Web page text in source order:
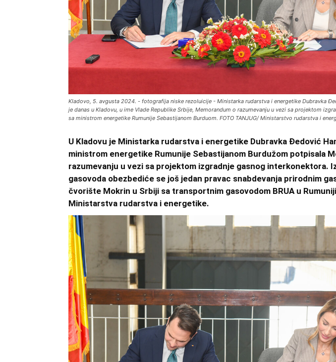
Kladovo, 5. avgusta 2024. - fotografija niske rezoluicije - Ministarka rudarstva i energetike Dubravka
je danas u Kladovu, u ime Vlade Republike Srbije, Memorandum o razumevanju u vezi sa projektom
sa ministrom energetike Rumunije Sebastijanom Burduom. FOTO TANJUG/ Ministarstvo rudarstva i
U Kladovu je Ministarka rudarstva i energetike Dubravka Đedović
ministrom energetike Rumunije Sebastijanom Burdužom potpisala
razumevanju u vezi sa projektom izgradnje gasnog interkonektora.
gasovoda obezbediće se još jedan pravac snabdevanja prirodnim
čvorište Mokrin u Srbiji sa transportnim gasovodom BRUA u
Ministarstva rudarstva i energetike.